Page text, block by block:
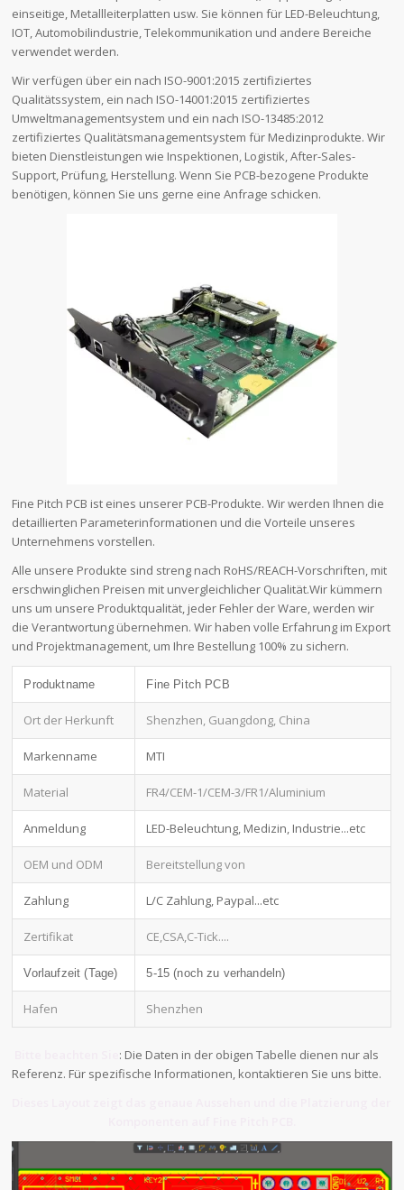
einseitige, Metallleiterplatten usw. Sie können für LED-Beleuchtung,
IOT, Automobilindustrie, Telekommunikation und andere Bereiche
verwendet werden.
Wir verfügen über ein nach ISO-9001:2015 zertifiziertes
Qualitätssystem, ein nach ISO-14001:2015 zertifiziertes
Umweltmanagementsystem und ein nach ISO-13485:2012
zertifiziertes Qualitätsmanagementsystem für Medizinprodukte. Wir
bieten Dienstleistungen wie Inspektionen, Logistik, After-Sales-
Support, Prüfung, Herstellung. Wenn Sie PCB-bezogene Produkte
benötigen, können Sie uns gerne eine Anfrage schicken.
Fine Pitch PCB ist eines unserer PCB-Produkte. Wir werden Ihnen die
detaillierten Parameterinformationen und die Vorteile unseres
Unternehmens vorstellen.
Alle unsere Produkte sind streng nach RoHS/REACH-Vorschriften, mit
erschwinglichen Preisen mit unvergleichlicher Qualität.Wir kümmern
uns um unsere Produktqualität, jeder Fehler der Ware, werden wir
die Verantwortung übernehmen. Wir haben volle Erfahrung im Export
und Projektmanagement, um Ihre Bestellung 100% zu sichern.
Produktname Fine Pitch PCB
Ort der Herkunft Shenzhen, Guangdong, China
Markenname MTI
Material FR4/CEM-1/CEM-3/FR1/Aluminium
Anmeldung LED-Beleuchtung, Medizin, Industrie...etc
OEM und ODM Bereitstellung von
Zahlung L/C Zahlung, Paypal...etc
Zertifikat CE,CSA,C-Tick....
Vorlaufzeit (Tage) 5-15 (noch zu verhandeln)
Hafen Shenzhen
: Die Daten in der obigen Tabelle dienen nur als
Referenz. Für spezifische Informationen, kontaktieren Sie uns bitte.